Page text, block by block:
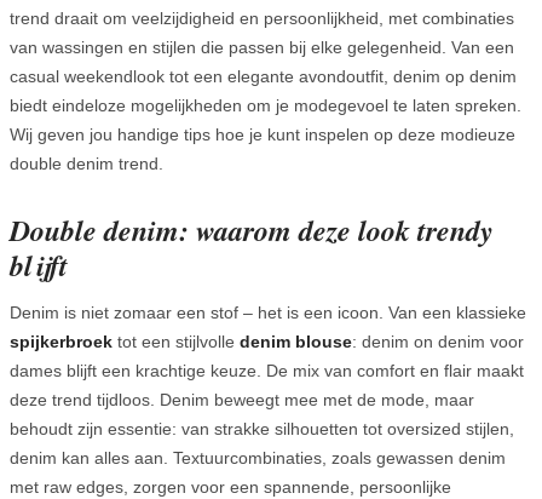
trend draait om veelzijdigheid en persoonlijkheid, met combinaties
van wassingen en stijlen die passen bij elke gelegenheid. Van een
casual weekendlook tot een elegante avondoutfit, denim op denim
biedt eindeloze mogelijkheden om je modegevoel te laten spreken.
Wij geven jou handige tips hoe je kunt inspelen op deze modieuze
double denim trend.
Double denim: waarom deze look trendy
blijft
Denim is niet zomaar een stof – het is een icoon. Van een klassieke
spijkerbroek tot een stijlvolle denim blouse: denim on denim voor
dames blijft een krachtige keuze. De mix van comfort en flair maakt
deze trend tijdloos. Denim beweegt mee met de mode, maar
behoudt zijn essentie: van strakke silhouetten tot oversized stijlen,
denim kan alles aan. Textuurcombinaties, zoals gewassen denim
met raw edges, zorgen voor een spannende, persoonlijke